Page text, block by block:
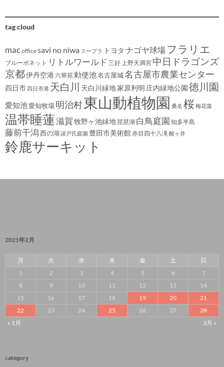
tag cloud
macofficesavi no niwa スープラ トヨタ ナゴヤ球場 フラリエ
ブルーボネット リトルワールド 三好上野天満宮 中日ドラゴンズ
京都伊丹空港 六華苑勅使池名古屋城名古屋市農業センター
四日市 四日市港 天白川 天白川緑地家原利明 庄内緑地公園徳川園
愛知池愛知牧場明治村東山動植物園 桑名 桜梅花藻
温帯睡蓮滋賀牧野ヶ池緑地 琵琶湖 白鳥庭園 知多半島
藤前干潟西の湖 諸戸氏庭園 豊田市美術館赤目四十八滝醒ヶ井
鈴鹿サーキット
2021年2月
月 火 水 木 金 土
日
1
2 3 4 5 6
7
8
9 10 11 12 13
14
15
16 17 18 19 20
21
22
23 24 25 26 27
28
« 1月
3月 »
category